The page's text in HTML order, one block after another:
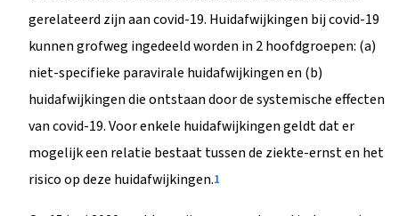
gerelateerd zijn aan covid-19. Huidafwijkingen bij covid-19
kunnen grofweg ingedeeld worden in 2 hoofdgroepen: (a)
niet-specifieke paravirale huidafwijkingen en (b)
huidafwijkingen die ontstaan door de systemische effecten
van covid-19. Voor enkele huidafwijkingen geldt dat er
mogelijk een relatie bestaat tussen de ziekte-ernst en het
risico op deze huidafwijkingen.1